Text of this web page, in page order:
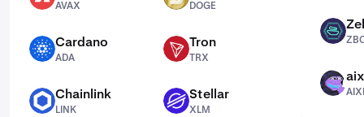
AVAX DOGE
ADA Cardano
ADA
TRX Tron
TRX
Chainlink
LINK
XLM Stellar
XLM
ZBCN
AIXBT